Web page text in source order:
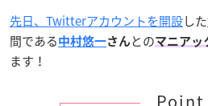
先日、Twitterアカウントを開設した
間である 中村悠一さんとのマニアッ
ます！
Point